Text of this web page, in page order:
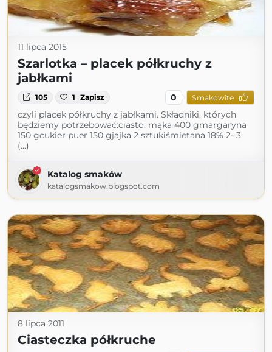
11 lipca 2015
Szarlotka – placek półkruchy z
jabłkami
105 1 Zapisz 0 Smakowite
czyli placek półkruchy z jabłkami. Składniki, których
będziemy potrzebować:ciasto: mąka 400 gmargaryna
150 gcukier puer 150 gjajka 2 sztukiśmietana 18% 2- 3
(...)
Katalog smaków
katalogsmakow.blogspot.com
8 lipca 2011
Ciasteczka półkruche